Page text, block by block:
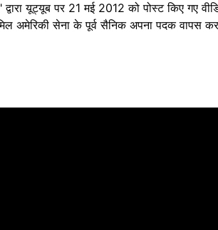
यूट्यूब पर 21 मई 2012 को पोस्ट किए गए
अमेरिकी सेना के पूर्व सैनिक अपना पदक वापस